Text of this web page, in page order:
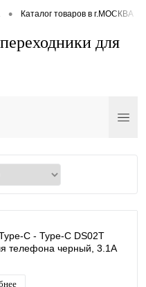
• Каталог товаров в г.МОСКВА
для
C - Type-C DS02T
телефона черный, 3.1A
1м